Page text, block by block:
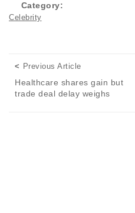
Category:
Celebrity
Posts navigation
Previous ArticlePrevious Article
Healthcare shares gain but
trade deal delay weighs